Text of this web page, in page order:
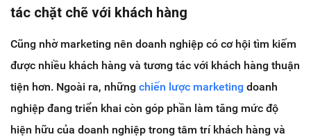
tác chặt chẽ với khách hàng
Cũng nhờ marketing nên doanh nghiệp có cơ hội tìm kiếm
được nhiều khách hàng và tương tác với khách hàng thuận
tiện hơn. Ngoài ra, những chiến lược marketing doanh
nghiệp đang triển khai còn góp phần làm tăng mức độ
hiện hữu của doanh nghiệp trong tâm trí khách hàng và